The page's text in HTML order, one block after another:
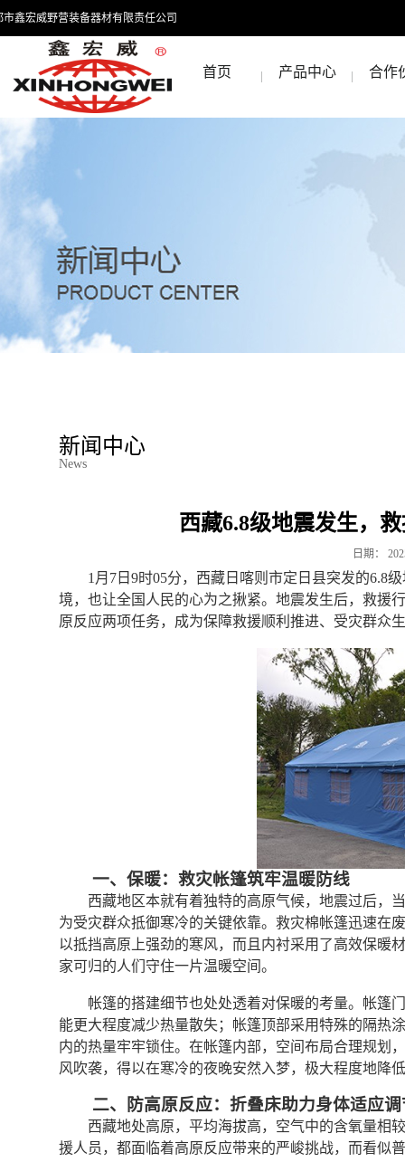
市鑫宏威野营装备器材有限责任公司
首页 产品中心 合作
新闻中心
News
西藏6.8级地震发生，
日期：
1月7日9时05分，西藏日喀则市定日县突发的6.8
境，也让全国人民的心为之揪紧。地震发生后，救援
原反应两项任务，成为保障救援顺利推进、受灾群众
一、保暖：救灾帐篷筑牢温暖防线
西藏地区本就有着独特的高原气候，地震过后，
为受灾群众抵御寒冷的关键依靠。救灾棉帐篷迅速在
以抵挡高原上强劲的寒风，而且内衬采用了高效保暖
家可归的人们守住一片温暖空间。
帐篷的搭建细节也处处透着对保暖的考量。帐篷
能更大程度减少热量散失；帐篷顶部采用特殊的隔热
内的热量牢牢锁住。在帐篷内部，空间布局合理规划
风吹袭，得以在寒冷的夜晚安然入梦，极大程度地降
二、防高原反应：折叠床助力身体适应
西藏地处高原，平均海拔高，空气中的含氧量相
援人员，都面临着高原反应带来的严峻挑战，而看似